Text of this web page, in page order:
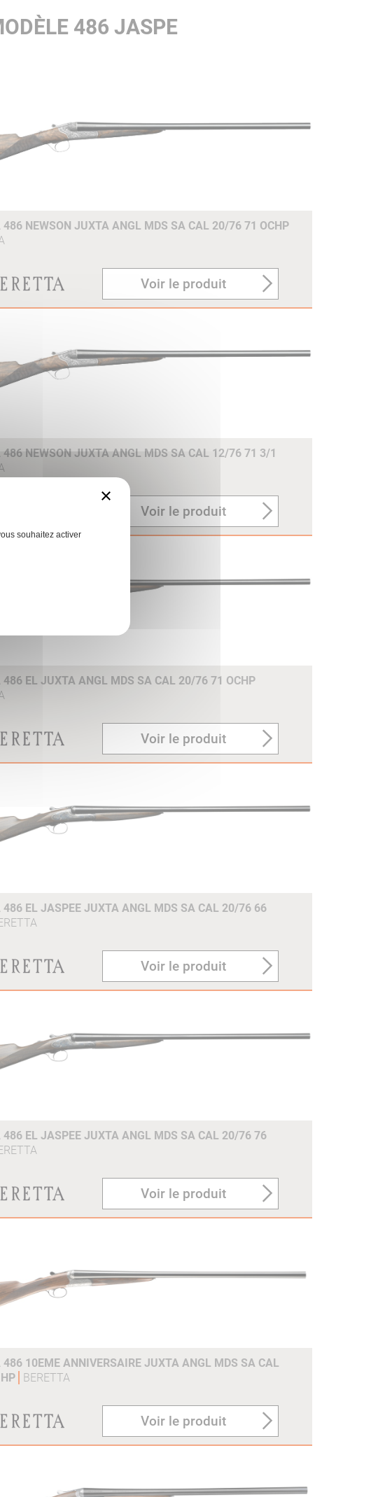
486 JASPE
486 NEWSON JUXTA ANGL MDS SA CAL 20/76 71 OCHP
Voir le produit
486 NEWSON JUXTA ANGL MDS SA CAL 12/76 71 3/1
Voir le produit
486 EL JUXTA ANGL MDS SA CAL 20/76 71 OCHP
Voir le produit
486 EL JASPEE JUXTA ANGL MDS SA CAL 20/76 66
Voir le produit
486 EL JASPEE JUXTA ANGL MDS SA CAL 20/76 76
Voir le produit
486 10EME ANNIVERSAIRE JUXTA ANGL MDS SA CAL
BERETTA
Voir le produit
×
souhaitez activer